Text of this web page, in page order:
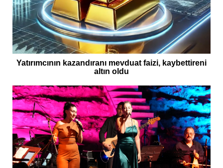
Yatırımcının kazandıranı mevduat faizi, kaybettireni
altın oldu